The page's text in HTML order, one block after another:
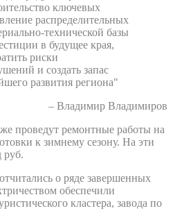
ключевых
распределительных
технической базы
в будущее края,
риски
и создать запас
развития региона"
– Владимир Владимиров
проведут ремонтные работы на
к зимнему сезону. На эти
руб.
о ряде завершенных
обеспечили
кластера, завода по